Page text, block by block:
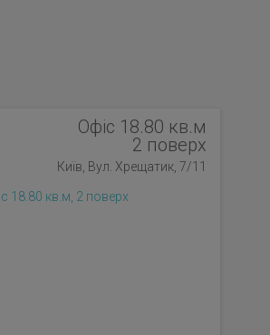
Офіс 18.80 кв.м
2 поверх
Київ, Вул. Хрещатик, 7/11